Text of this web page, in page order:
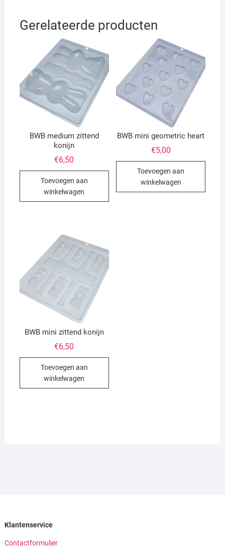
Gerelateerde producten
BWB medium zittend
konijn
€6,50
Toevoegen aan
winkelwagen
BWB mini geometric heart
€5,00
Toevoegen aan
winkelwagen
BWB mini zittend konijn
€6,50
Toevoegen aan
winkelwagen
Klantenservice
Contactformulier